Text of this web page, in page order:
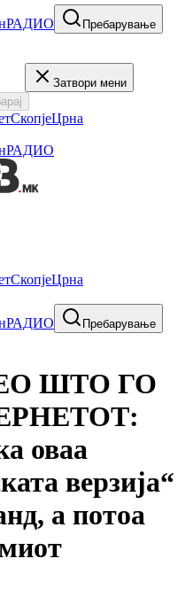
РАДИО Пребарување
Затвори мени
СкопјеЦрна
РАДИО
СкопјеЦрна
РАДИО Пребарување
ШТО ГО
оваа
верзија“
а потоа